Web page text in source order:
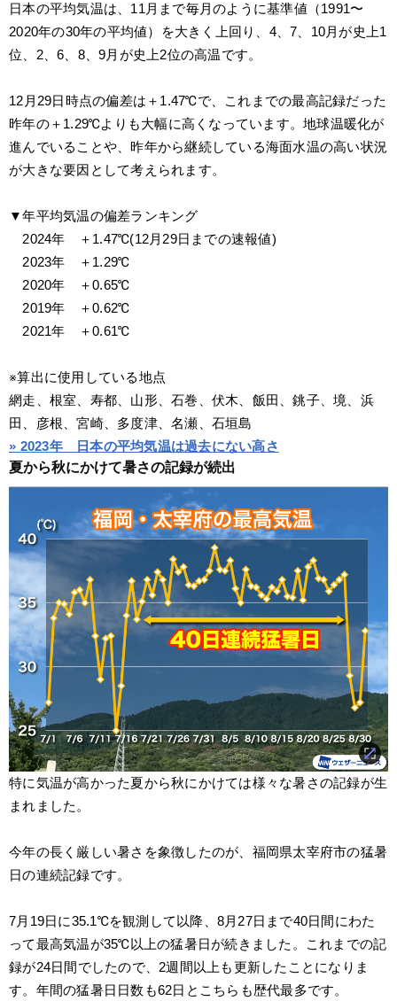
日本の平均気温は、11月まで毎月のように基準値（1991〜
2020年の30年の平均値）を大きく上回り、4、7、10月が史上1
位、2、6、8、9月が史上2位の高温です。
12月29日時点の偏差は＋1.47℃で、これまでの最高記録だった
昨年の＋1.29℃よりも大幅に高くなっています。地球温暖化が
進んでいることや、昨年から継続している海面水温の高い状況
が大きな要因として考えられます。
▼年平均気温の偏差ランキング
2024年　＋1.47℃(12月29日までの速報値)
2023年　＋1.29℃
2020年　＋0.65℃
2019年　＋0.62℃
2021年　＋0.61℃
※算出に使用している地点
網走、根室、寿都、山形、石巻、伏木、飯田、銚子、境、浜
田、彦根、宮崎、多度津、名瀬、石垣島
» 2023年　日本の平均気温は過去にない高さ
夏から秋にかけて暑さの記録が続出
特に気温が高かった夏から秋にかけては様々な暑さの記録が生
まれました。
今年の長く厳しい暑さを象徴したのが、福岡県太宰府市の猛暑
日の連続記録です。
7月19日に35.1℃を観測して以降、8月27日まで40日間にわた
って最高気温が35℃以上の猛暑日が続きました。これまでの記
録が24日間でしたので、2週間以上も更新したことになりま
す。年間の猛暑日日数も62日とこちらも歴代最多です。